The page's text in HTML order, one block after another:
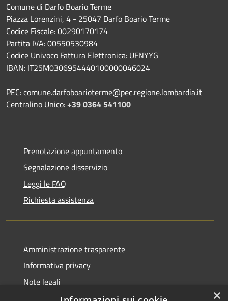
Comune di Darfo Boario Terme
Piazza Lorenzini, 4 - 25047 Darfo Boario Terme
Codice Fiscale: 00290170174
Partita IVA: 00550530984
Codice Univoco Fattura Elettronica: UFNYYG
IBAN: IT25M0306954440100000046024
PEC: comune.darfoboarioterme@pec.regione.lombardia.it
Centralino Unico:+39 0364 541100
Prenotazione appuntamento
Segnalazione disservizio
Leggi le FAQ
Richiesta assistenza
Amministrazione trasparente
Informativa privacy
Note legali
Dichiarazione di accessibilità
×